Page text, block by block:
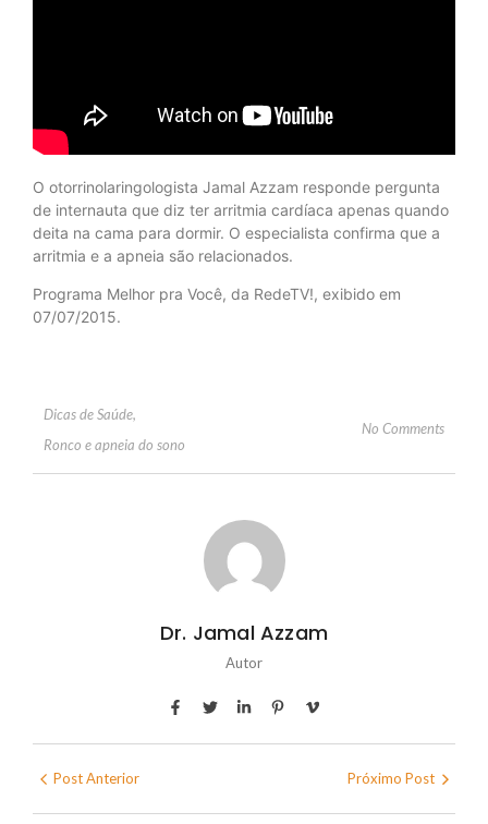
O otorrinolaringologista Jamal Azzam responde pergunta
de internauta que diz ter arritmia cardíaca apenas quando
deita na cama para dormir. O especialista confirma que a
arritmia e a apneia são relacionados.
Programa Melhor pra Você, da RedeTV!, exibido em
07/07/2015.
Dicas de Saúde,
Ronco e apneia do sono
No Comments
Dr. Jamal Azzam
Autor
Post Anterior Próximo Post